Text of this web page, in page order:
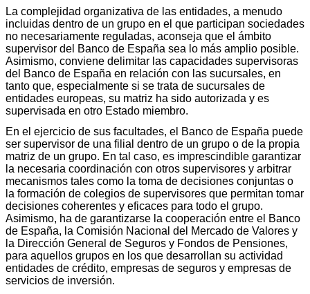
La complejidad organizativa de las entidades, a menudo
incluidas dentro de un grupo en el que participan sociedades
no necesariamente reguladas, aconseja que el ámbito
supervisor del Banco de España sea lo más amplio posible.
Asimismo, conviene delimitar las capacidades supervisoras
del Banco de España en relación con las sucursales, en
tanto que, especialmente si se trata de sucursales de
entidades europeas, su matriz ha sido autorizada y es
supervisada en otro Estado miembro.
En el ejercicio de sus facultades, el Banco de España puede
ser supervisor de una filial dentro de un grupo o de la propia
matriz de un grupo. En tal caso, es imprescindible garantizar
la necesaria coordinación con otros supervisores y arbitrar
mecanismos tales como la toma de decisiones conjuntas o
la formación de colegios de supervisores que permitan tomar
decisiones coherentes y eficaces para todo el grupo.
Asimismo, ha de garantizarse la cooperación entre el Banco
de España, la Comisión Nacional del Mercado de Valores y
la Dirección General de Seguros y Fondos de Pensiones,
para aquellos grupos en los que desarrollan su actividad
entidades de crédito, empresas de seguros y empresas de
servicios de inversión.